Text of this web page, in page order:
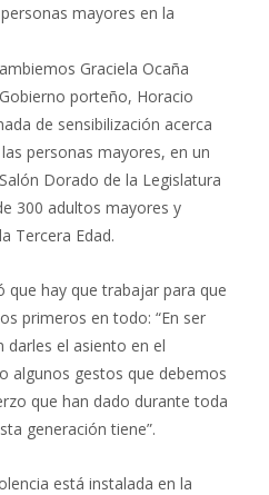
mayores en la
Graciela Ocaña
porteño, Horacio
de sensibilización acerca
personas mayores, en un
Dorado de la Legislatura
300 adultos mayores y
Tercera Edad.
que hay que trabajar para que
primeros en todo: “En ser
darles el asiento en el
algunos gestos que debemos
que han dado durante toda
generación tiene”.
está instalada en la